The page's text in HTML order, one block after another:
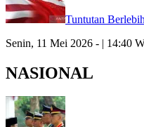
Tuntutan
Senin, 11 Mei 2026 - | 14:40
NASIONAL